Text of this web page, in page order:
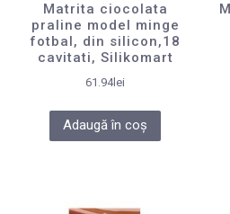
Matrita ciocolata
praline model minge
fotbal, din silicon,18
cavitati, Silikomart
61.94lei
Adaugă în coș